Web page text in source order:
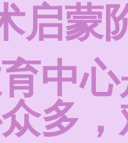
启蒙
中
多